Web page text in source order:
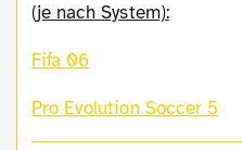
(je nach System):
Fifa 06
Pro Evolution Soccer 5